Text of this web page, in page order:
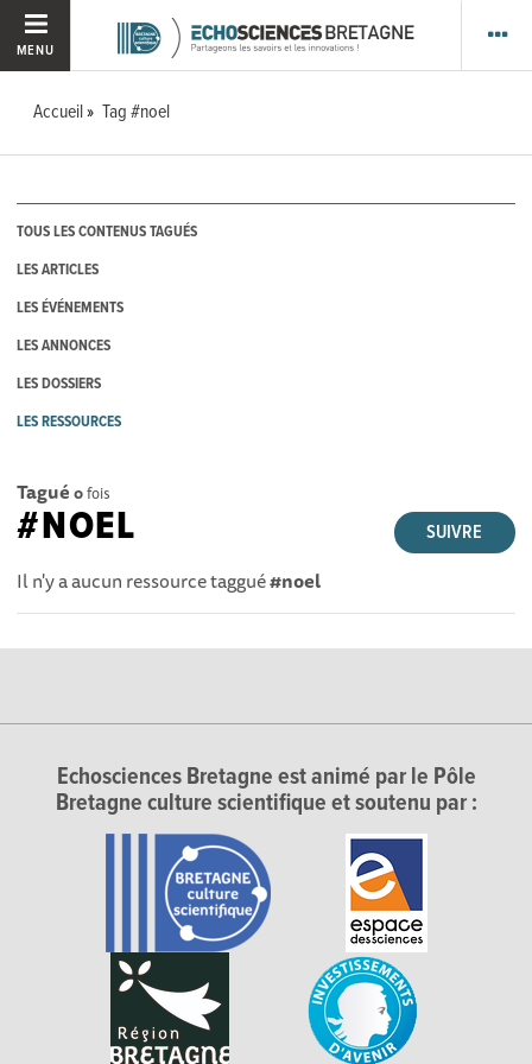
MENU
Accueil Tag #noel
TOUS LES CONTENUS TAGUÉS
LES ARTICLES
LES ÉVÉNEMENTS
LES ANNONCES
LES DOSSIERS
LES RESSOURCES
Tagué 0fois
SUIVRE
#NOEL
Il n'y a aucun ressource taggué#noel
Echosciences Bretagne est animé par le Pôle
Bretagne culture scientifique et soutenu par :